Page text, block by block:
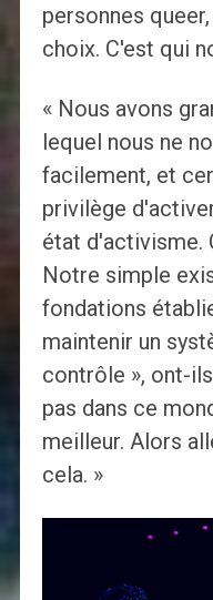
personnes
choix. C'est qui
« Nous avons
lequel nous ne
facilement, et
privilège
état d'activisme.
Notre simple
fondations
maintenir un
contrôle », ont-
pas dans ce
meilleur. Alors
cela. »